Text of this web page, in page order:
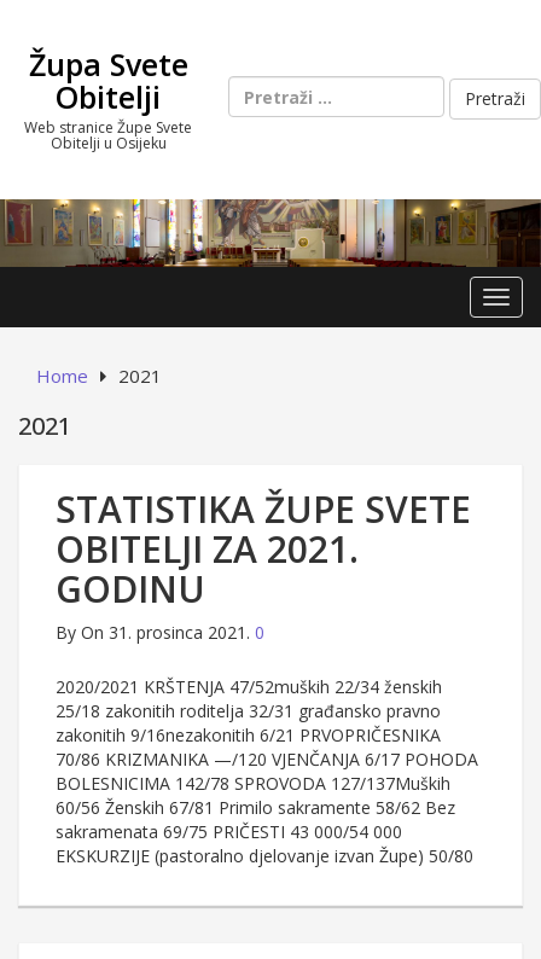
contentŽupa Svete
Obitelji
Web stranice Župe Svete
Obitelji u Osijeku
Pretraži:
Home 2021
2021
STATISTIKA ŽUPE SVETE
OBITELJI ZA 2021.
GODINU
By On 31. prosinca 2021. 0
2020/2021 KRŠTENJA 47/52muških 22/34 ženskih
25/18 zakonitih roditelja 32/31 građansko pravno
zakonitih 9/16nezakonitih 6/21 PRVOPRIČESNIKA
70/86 KRIZMANIKA —/120 VJENČANJA 6/17 POHODA
BOLESNICIMA 142/78 SPROVODA 127/137Muških
60/56 Ženskih 67/81 Primilo sakramente 58/62 Bez
sakramenata 69/75 PRIČESTI 43 000/54 000
EKSKURZIJE (pastoralno djelovanje izvan Župe) 50/80